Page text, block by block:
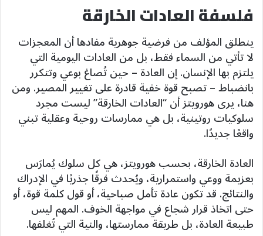
فلسفة العادات الخارقة
ينطلق المؤلف من فرضية جوهرية مفادها أن المعجزات
لا تأتي من السماء فقط، بل من العادات اليومية التي
يلتزم بها الإنسان. إن العادة – حين تُصاغ بوعي وتتكرر
بانضباط – تصبح قوة خفية قادرة على تغيير المصير. ومن
هنا، يرى هورويتز أن “العادات الخارقة” ليست مجرد
سلوكيات روتينية، بل هي ممارسات روحية وعقلية تبني
واقعًا جديدًا.
العادة الخارقة، بحسب هورويتز، هي كل سلوك يُمارَس
بعزيمة ووعي واستمرارية، ويُحدث فرقًا جذريًا في الإدراك
والنتائج. قد تكون عادة تأمل صباحية، أو قول كلمة قوة، أو
حتى اتخاذ قرار شجاع في مواجهة الخوف. المهم ليس
طبيعة العادة، بل طريقة ممارستها، والنية التي تُغلفها.